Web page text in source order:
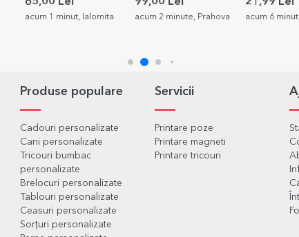
acum 2 minute, Prahova acum 6 minute, Mures acum 6
Produse populare
Cadouri personalizate
Cani personalizate
Tricouri bumbac
personalizate
Brelocuri personalizate
Tablouri personalizate
Ceasuri personalizate
Sorțuri personalizate
Servicii
Printare poze
Printare magneti
Printare tricouri